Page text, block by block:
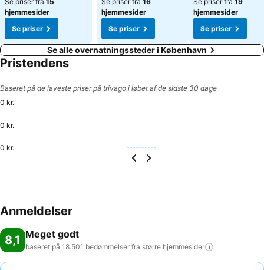
hjemmesider
Se priser
hjemmesider
Se priser
hjemmesider
Se priser
Se alle overnatningssteder i København
Pristendens
Baseret på de laveste priser på trivago i løbet af de sidste 30 dage
0 kr.
0 kr.
0 kr.
Anmeldelser
8,1 Meget godt
baseret på 18.501 bedømmelser fra større hjemmesider